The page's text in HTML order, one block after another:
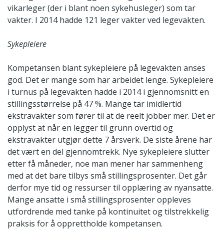
vikarleger (der i blant noen sykehusleger) som tar
vakter. I 2014 hadde 121 leger vakter ved legevakten.
Sykepleiere
Kompetansen blant sykepleiere på legevakten anses
god. Det er mange som har arbeidet lenge. Sykepleiere
i turnus på legevakten hadde i 2014 i gjennomsnitt en
stillingsstørrelse på 47 %. Mange tar imidlertid
ekstravakter som fører til at de reelt jobber mer. Det er
opplyst at når en legger til grunn overtid og
ekstravakter utgjør dette 7 årsverk. De siste årene har
det vært en del gjennomtrekk. Nye sykepleiere slutter
etter få måneder, noe man mener har sammenheng
med at det bare tilbys små stillingsprosenter. Det går
derfor mye tid og ressurser til opplæring av nyansatte.
Mange ansatte i små stillingsprosenter oppleves
utfordrende med tanke på kontinuitet og tilstrekkelig
praksis for å opprettholde kompetansen.